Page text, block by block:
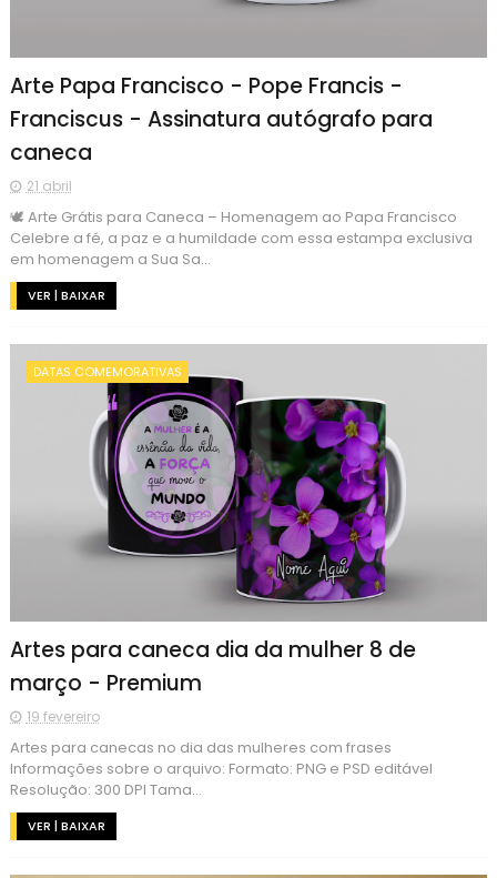
Arte Papa Francisco - Pope Francis -
Franciscus - Assinatura autógrafo para
caneca
21 abril
🕊️ Arte Grátis para Caneca – Homenagem ao Papa Francisco
Celebre a fé, a paz e a humildade com essa estampa exclusiva
em homenagem a Sua Sa...
VER | BAIXAR
DATAS COMEMORATIVAS
Artes para caneca dia da mulher 8 de
março - Premium
19 fevereiro
Artes para canecas no dia das mulheres com frases
Informações sobre o arquivo: Formato: PNG e PSD editável
Resolução: 300 DPI Tama...
VER | BAIXAR